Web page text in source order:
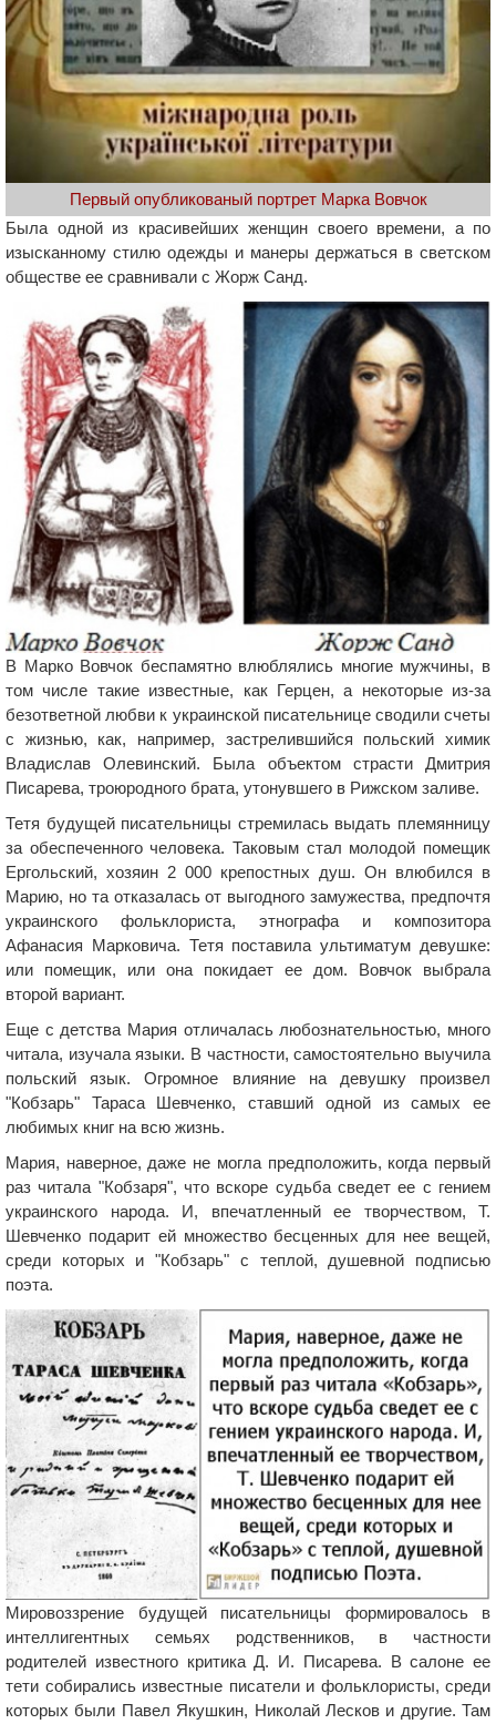
Первый опубликованый портрет Марка Вовчок
Была одной из красивейших женщин своего времени, а по
изысканному стилю одежды и манеры держаться в светском
обществе ее сравнивали с Жорж Санд.
В Марко Вовчок беспамятно влюблялись многие мужчины, в
том числе такие известные, как Герцен, а некоторые из-за
безответной любви к украинской писательнице сводили счеты
с жизнью, как, например, застрелившийся польский химик
Владислав Олевинский. Была объектом страсти Дмитрия
Писарева, троюродного брата, утонувшего в Рижском заливе.
Тетя будущей писательницы стремилась выдать племянницу
за обеспеченного человека. Таковым стал молодой помещик
Ергольский, хозяин 2 000 крепостных душ. Он влюбился в
Марию, но та отказалась от выгодного замужества, предпочтя
украинского фольклориста, этнографа и композитора
Афанасия Марковича. Тетя поставила ультиматум девушке:
или помещик, или она покидает ее дом. Вовчок выбрала
второй вариант.
Еще с детства Мария отличалась любознательностью, много
читала, изучала языки. В частности, самостоятельно выучила
польский язык. Огромное влияние на девушку произвел
"Кобзарь" Тараса Шевченко, ставший одной из самых ее
любимых книг на всю жизнь.
Мария, наверное, даже не могла предположить, когда первый
раз читала "Кобзаря", что вскоре судьба сведет ее с гением
украинского народа. И, впечатленный ее творчеством, Т.
Шевченко подарит ей множество бесценных для нее вещей,
среди которых и "Кобзарь" с теплой, душевной подписью
поэта.
Мировоззрение будущей писательницы формировалось в
интеллигентных семьях родственников, в частности
родителей известного критика Д. И. Писарева. В салоне ее
тети собирались известные писатели и фольклористы, среди
которых были Павел Якушкин, Николай Лесков и другие. Там